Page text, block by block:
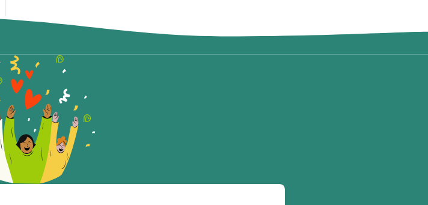
zu sammeln!
Messenger